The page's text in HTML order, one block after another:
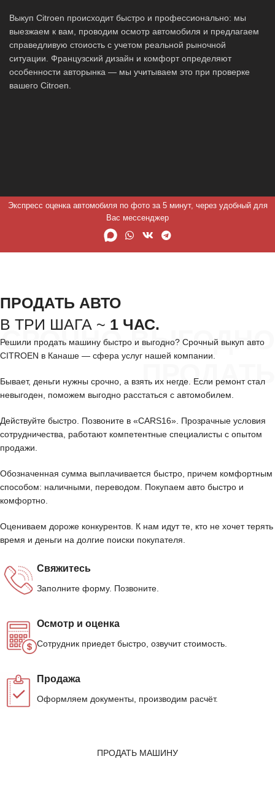
Выкуп Citroen происходит быстро и профессионально: мы
выезжаем к вам, проводим осмотр автомобиля и предлагаем
справедливую стоиость с учетом реальной рыночной
ситуации. Французский дизайн и комфорт определяют
особенности авторынка — мы учитываем это при проверке
вашего Citroen.
Экспресс оценка автомобиля по фото за 5 минут, через удобный для
Вас мессенджер
СРОЧНО ВЫГОДНО
ПРОДАТЬ
ПРОДАТЬ АВТО
В ТРИ ШАГА ~ 1 ЧАС.
Решили продать машину быстро и выгодно? Срочный выкуп авто
CITROEN в Канаше — сфера услуг нашей компании.
Бывает, деньги нужны срочно, а взять их негде. Если ремонт стал
невыгоден, поможем выгодно расстаться с автомобилем.
Действуйте быстро. Позвоните в «CARS16». Прозрачные условия
сотрудничества, работают компетентные специалисты с опытом
продажи.
Обозначенная сумма выплачивается быстро, причем комфортным
способом: наличными, переводом. Покупаем авто быстро и
комфортно.
Оцениваем дороже конкурентов. К нам идут те, кто не хочет терять
время и деньги на долгие поиски покупателя.
Свяжитесь
Заполните форму. Позвоните.
Осмотр и оценка
Сотрудник приедет быстро, озвучит стоимость.
Продажа
Оформляем документы, производим расчёт.
ПРОДАТЬ МАШИНУ